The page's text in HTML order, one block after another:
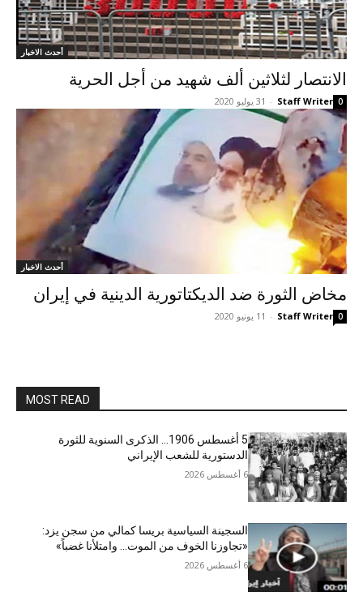
أحدث الاخبار
الانتصار لثلاثين ألف شهيد من أجل الحرية
Staff Writer
- 31 يوليو 2020 0
أحدث الاخبار
مخاض الثورة ضد الديکتاتورية الدينية في إيران
Staff Writer
- 11 يونيو 2020 0
MOST READ
5 أغسطس 1906… الذكرى السنوية للثورة
الدستورية للشعب الإيراني
6 أغسطس 2026
السجينة السياسية بريسا كمالي من سجن يزد:
«تجاوزنا الخوف من الموت… وامتلأنا غضباً»
6 أغسطس 2026